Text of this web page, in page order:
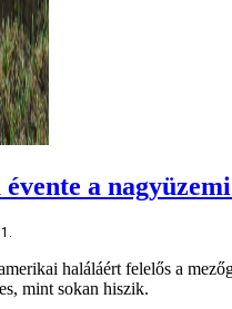
a
haláláért felelős a
mint sokan hiszik.